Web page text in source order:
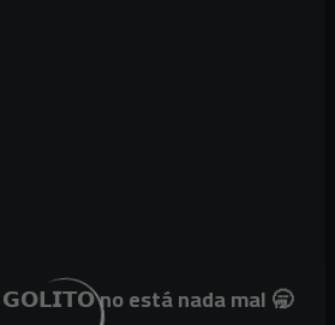
𝗚𝗢𝗟𝗜𝗧𝗢 no está nada mal 🥱